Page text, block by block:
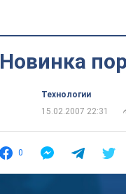
Новинка
Технологии
15.02.2007 22:31
0